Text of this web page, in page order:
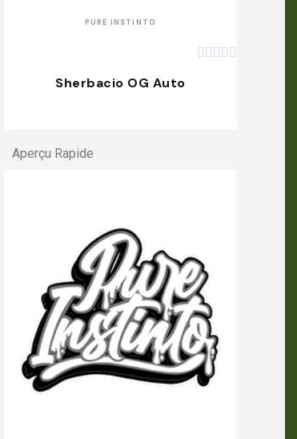
PURE INSTINTO
    
Sherbacio OG Auto
Aperçu Rapide